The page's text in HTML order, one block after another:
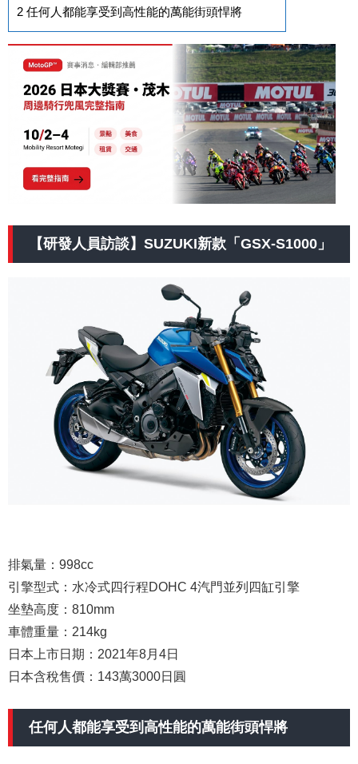
2 任何人都能享受到高性能的萬能街頭悍將
【研發人員訪談】SUZUKI新款「GSX-S1000」
排氣量：998cc
引擎型式：水冷式四行程DOHC 4汽門並列四缸引擎
坐墊高度：810mm
車體重量：214kg
日本上市日期：2021年8月4日
日本含稅售價：143萬3000日圓
任何人都能享受到高性能的萬能街頭悍將